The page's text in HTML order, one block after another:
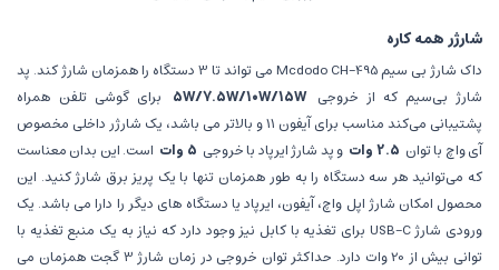
شارژر همه کاره
داک شارژ بی سیم Mcdodo CH-495 می تواند تا 3 دستگاه را همزمان شارژ کند. پد
شارژ بی‌سیم که از خروجی 5W/7.5W/10W/15W برای گوشی تلفن همراه
پشتیبانی می‌کند مناسب برای آیفون 11 و بالاتر می باشد، یک شارژر داخلی مخصوص
آی واچ با توان 2.5 وات و پد شارژ ایرپاد با خروجی 5 وات
است. این بدان معناست
که می‌توانید هر سه دستگاه را به طور همزمان تنها با یک پریز برق شارژ کنید. این
محصول امکان شارژ اپل واچ، آیفون، ایرپاد یا دستگاه های دیگر را دارا می باشد. یک
ورودی شارژ USB-C برای تغذیه با کابل نیز وجود دارد که نیاز به یک منبع تغذیه با
توانی بیش از 20 وات دارد. حداکثر توان خروجی در زمان شارژ 3 گجت همزمان می